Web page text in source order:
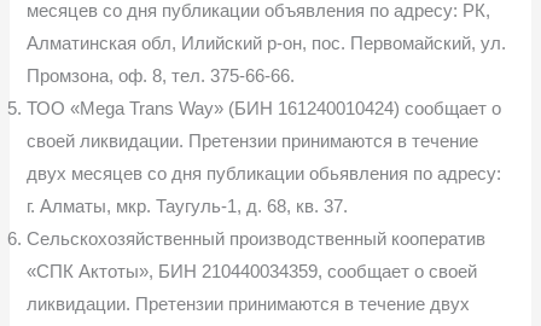
месяцев со дня публикации объявления по адресу: РК,
Алматинская обл, Илийский р-он, пос. Первомайский, ул.
Промзона, оф. 8, тел. 375-66-66.
ТОО «Mega Trans Way» (БИН 161240010424) сообщает о
своей ликвидации. Претензии принимаются в течение
двух месяцев со дня публикации обьявления по адресу:
г. Алматы, мкр. Таугуль-1, д. 68, кв. 37.
Сельскохозяйственный производственный кооператив
«СПК Актоты», БИН 210440034359, сообщает о своей
ликвидации. Претензии принимаются в течение двух